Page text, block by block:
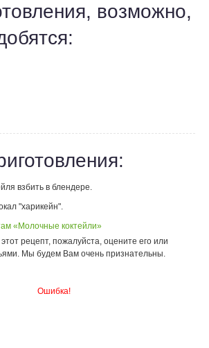
возможно,
взбить в блендере.
"харикейн".
«Молочные коктейли»
рецепт, пожалуйста, оцените его или
Мы будем Вам очень признательны.
Ошибка!